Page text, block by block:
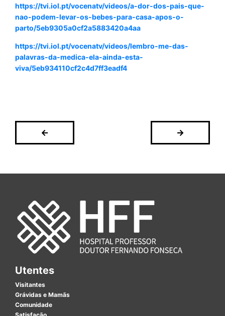
https://tvi.iol.pt/vocenatv/videos/a-dor-dos-pais-que-
nao-podem-levar-os-bebes-para-casa-apos-o-
parto/5eb9305a0cf2a5883420a4aa
https://tvi.iol.pt/vocenatv/videos/lembro-me-das-
palavras-da-medica-ela-ainda-esta-
viva/5eb934110cf2c4d7ff3eadf4
Utentes
Visitantes
Grávidas e Mamãs
Comunidade